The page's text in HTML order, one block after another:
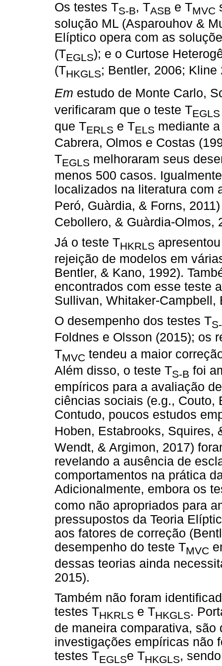
Os testes TS-B, TASB e TMVC
solução ML (Asparouhov &
Elíptico opera com as
(TEGLS); e o Curtose
(THKGLS; Bentler, 2006; Kline
Em estudo de Monte Carlo,
verificaram que o teste TEGLS
que TERLS e TELS mediante
Cabrera, Olmos e Costas
TEGLS melhoraram seus
menos 500 casos.
localizados na literatura com
Peró, Guàrdia, & Forns,
Cebollero, & Guàrdia-Olmos,
Já o teste THKRLS
rejeição de modelos em
Bentler, & Kano, 1992).
encontrados com esse teste
Sullivan, Whitaker-Campbell,
O desempenho dos testes T
Foldnes e Olsson (2015); os
TMVC tendeu a maior
Além disso, o teste TS-B foi
empíricos para a avaliação
ciências sociais (e.g., Couto,
Contudo, poucos estudos
Hoben, Estabrooks, Squires,
Wendt, & Argimon, 2017)
revelando a ausência de
comportamentos na prática
Adicionalmente, embora os
como não apropriados para
pressupostos da Teoria
aos fatores de correção
desempenho do teste TMVC
dessas teorias ainda
2015).
Também não foram
testes THKRLS e THKGLS.
de maneira comparativa,
investigações empíricas não
testes TEGLSe THKGLS,